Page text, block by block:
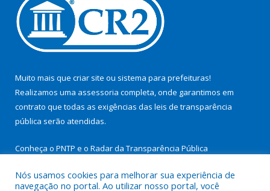
Muito mais que criar site ou sistema para prefeituras!
Realizamos uma assessoria completa, onde garantimos em
contrato que todas as exigências das leis de transparência
pública serão atendidas.
Conheça o PNTP e o Radar da Transparência Pública
Nós usamos cookies para melhorar sua experiência de
navegação no portal. Ao utilizar nosso portal, você